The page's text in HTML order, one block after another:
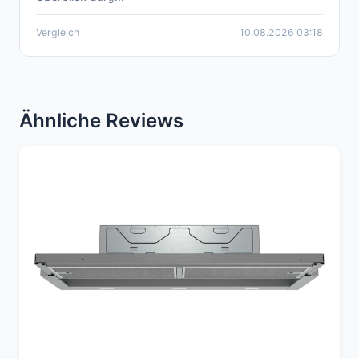
Vergleich 10.08.2026 03:18
Ähnliche Reviews